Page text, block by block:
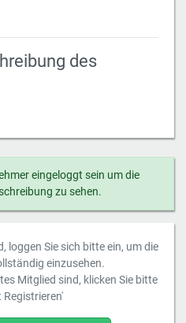
des
eingeloggt sein um die
zu sehen.
loggen Sie sich bitte ein, um die
einzusehen.
Mitglied sind, klicken Sie bitte